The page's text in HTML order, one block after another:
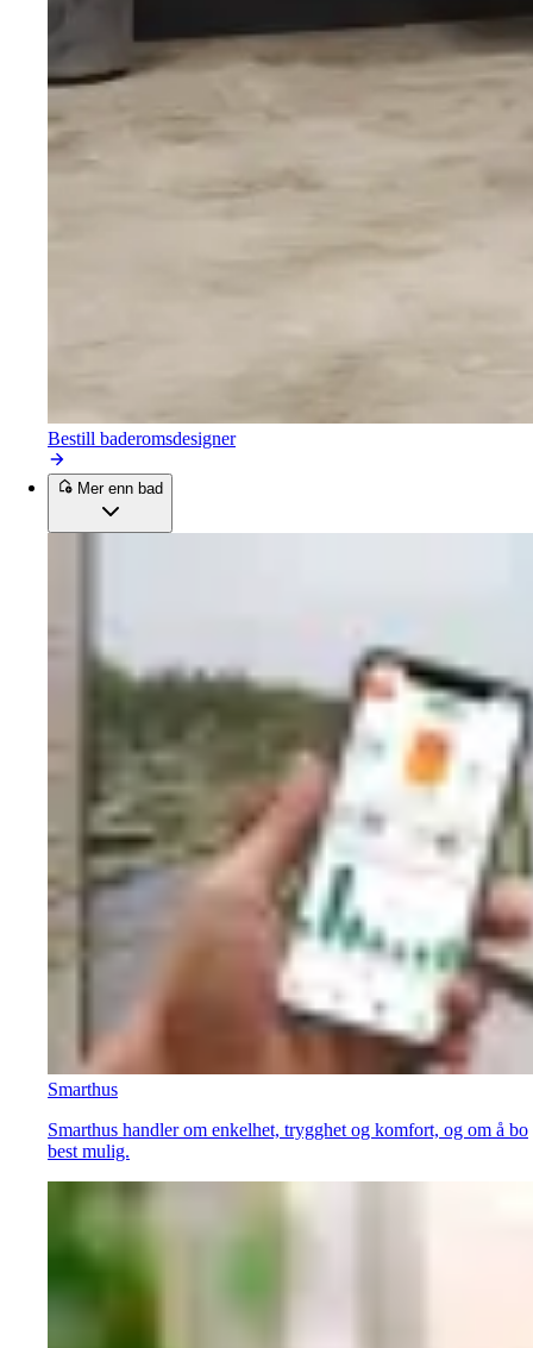
Bestill baderomsdesigner
Mer enn bad
Smarthus
Smarthus handler om enkelhet, trygghet og komfort, og om å bo
best mulig.